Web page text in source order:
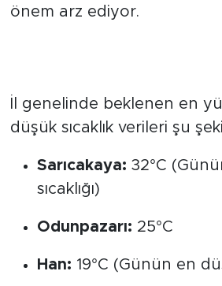
önem arz ediyor.
İl genelinde beklenen en
düşük sıcaklık verileri şu
Sarıcakaya: 32°C
sıcaklığı)
Odunpazarı: 25°C
Han: 19°C (Günün en